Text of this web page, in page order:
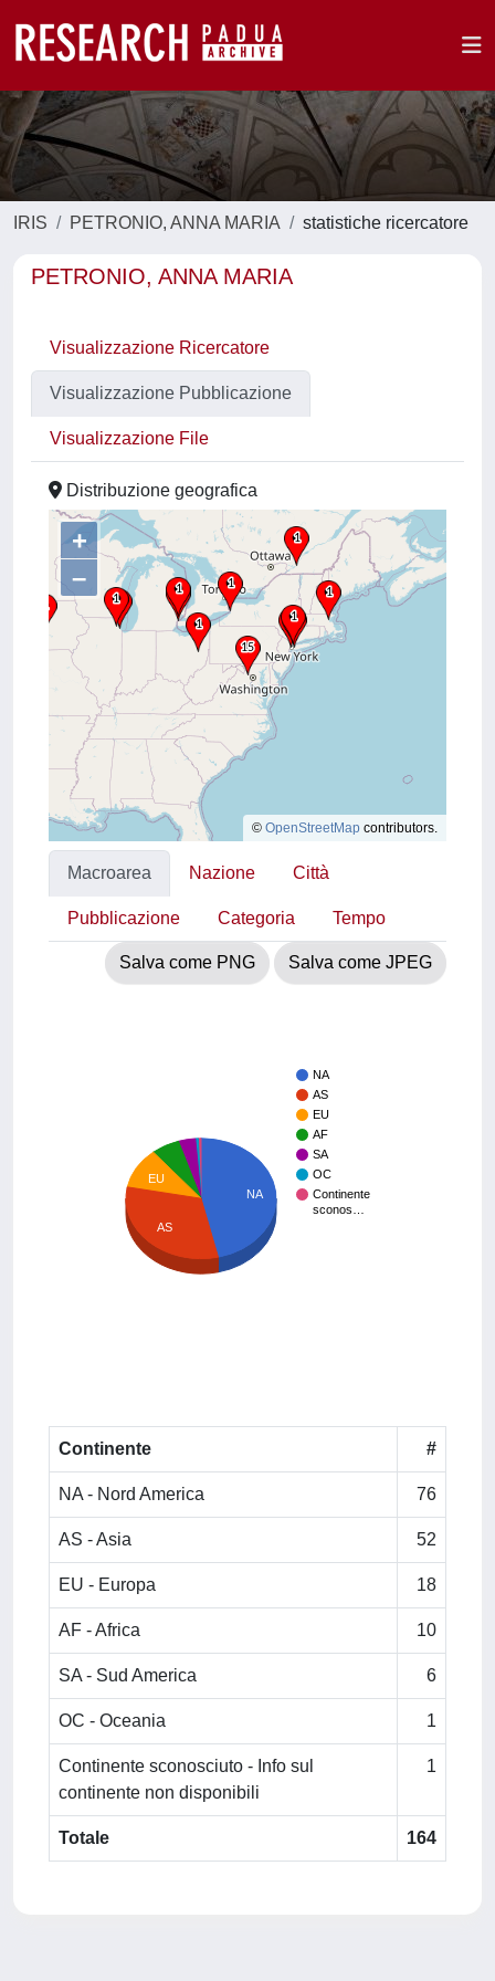
IRIS PETRONIO, ANNA MARIA statistiche ricercatore
PETRONIO, ANNA MARIA
Visualizzazione Ricercatore
Visualizzazione Pubblicazione
Visualizzazione File
Distribuzione geografica
+
–
© OpenStreetMap contributors.
Macroarea Nazione Città
Pubblicazione Categoria Tempo
Salva come PNG Salva come JPEG
NA
AS
EU
AF
SA
OC
Continente
sconos…
NA
EU
AS
Continente #
NA - Nord America 76
AS - Asia 52
EU - Europa 18
AF - Africa 10
SA - Sud America 6
OC - Oceania 1
Continente sconosciuto - Info sul
continente non disponibili
1
Totale 164